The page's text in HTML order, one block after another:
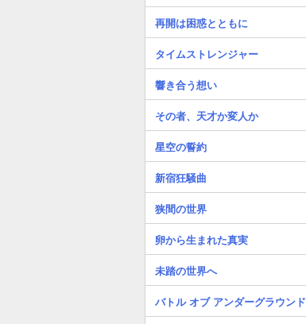
再開は困惑とともに
タイムストレンジャー
響き合う想い
その者、天才か変人か
星空の誓約
新宿狂騒曲
狭間の世界
卵から生まれた真実
未踏の世界へ
バトル オブ アンダーグラウンド